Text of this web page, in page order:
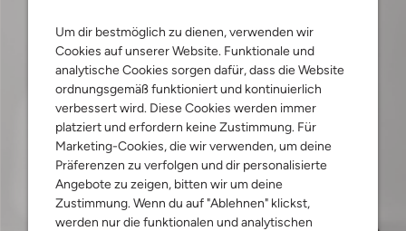
Um dir bestmöglich zu dienen, verwenden wir
Cookies auf unserer Website. Funktionale und
analytische Cookies sorgen dafür, dass die Website
ordnungsgemäß funktioniert und kontinuierlich
verbessert wird. Diese Cookies werden immer
platziert und erfordern keine Zustimmung. Für
Marketing-Cookies, die wir verwenden, um deine
Präferenzen zu verfolgen und dir personalisierte
Angebote zu zeigen, bitten wir um deine
Zustimmung. Wenn du auf "Ablehnen" klickst,
werden nur die funktionalen und analytischen